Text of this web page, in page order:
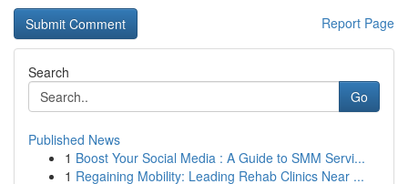
Report Page
Search
Go
Published News
1 Boost Your Social Media : A Guide to SMM Servi...
1 Regaining Mobility: Leading Rehab Clinics Near ...